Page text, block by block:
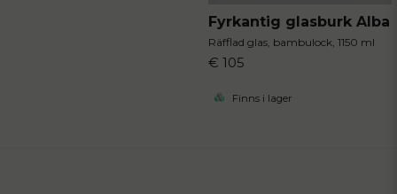
Fyrkantig glasburk Alba
Räfflad glas, bambulock, 1150 ml
€ 105
Finns i lager